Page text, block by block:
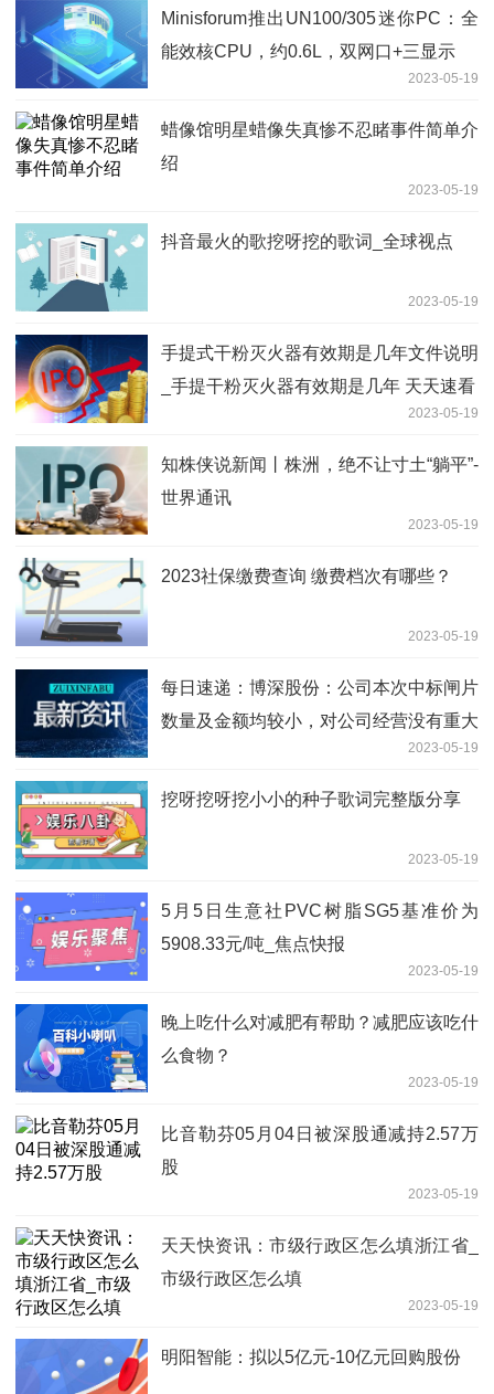
Minisforum推出UN100/305迷你PC：全
能效核CPU，约0.6L，双网口+三显示
2023-05-19
蜡像馆明星蜡像失真惨不忍睹事件简单介
绍
2023-05-19
抖音最火的歌挖呀挖的歌词_全球视点
2023-05-19
手提式干粉灭火器有效期是几年文件说明
_手提干粉灭火器有效期是几年 天天速看
2023-05-19
知株侠说新闻丨株洲，绝不让寸土“躺平”-
世界通讯
2023-05-19
2023社保缴费查询 缴费档次有哪些？
2023-05-19
每日速递：博深股份：公司本次中标闸片
数量及金额均较小，对公司经营没有重大
2023-05-19
挖呀挖呀挖小小的种子歌词完整版分享
2023-05-19
5月5日生意社PVC树脂SG5基准价为
5908.33元/吨_焦点快报
2023-05-19
晚上吃什么对减肥有帮助？减肥应该吃什
么食物？
2023-05-19
比音勒芬05月04日被深股通减持2.57万
股
2023-05-19
天天快资讯：市级行政区怎么填浙江省_
市级行政区怎么填
2023-05-19
明阳智能：拟以5亿元-10亿元回购股份